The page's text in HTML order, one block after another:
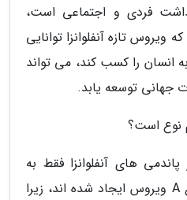
فردی و اجتماعی است،
ویروس تازه آنفلوانزا توانایی
انسان را کسب کند، می تواند
جهانی توسعه یابد.
نوع است؟
های آنفلوانزا فقط به
وسیله زیرگونه های تازه نوع A ویروس ایجاد شده اند، زیرا